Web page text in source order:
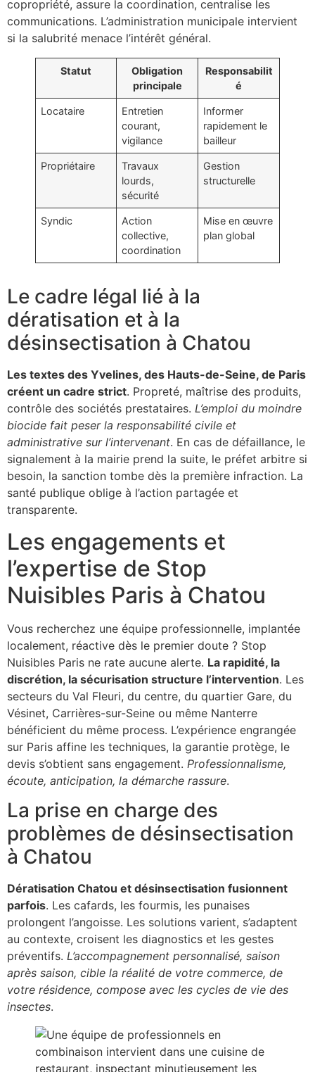
copropriété, assure la coordination, centralise les
communications. L’administration municipale intervient
si la salubrité menace l’intérêt général.
Statut
Obligation
principale
Responsabilit
é
Locataire
Entretien
courant,
vigilance
Informer
rapidement le
bailleur
Propriétaire
Travaux
lourds,
sécurité
Gestion
structurelle
Syndic
Action
collective,
coordination
Mise en œuvre
plan global
Le cadre légal lié à la
dératisation et à la
désinsectisation à Chatou
Les textes des Yvelines, des Hauts-de-Seine, de Paris
créent un cadre strict. Propreté, maîtrise des produits,
contrôle des sociétés prestataires. L’emploi du moindre
biocide fait peser la responsabilité civile et
administrative sur l’intervenant. En cas de défaillance, le
signalement à la mairie prend la suite, le préfet arbitre si
besoin, la sanction tombe dès la première infraction. La
santé publique oblige à l’action partagée et
transparente.
Les engagements et
l’expertise de Stop
Nuisibles Paris à Chatou
Vous recherchez une équipe professionnelle, implantée
localement, réactive dès le premier doute ? Stop
Nuisibles Paris ne rate aucune alerte. La rapidité, la
discrétion, la sécurisation structure l’intervention. Les
secteurs du Val Fleuri, du centre, du quartier Gare, du
Vésinet, Carrières-sur-Seine ou même Nanterre
bénéficient du même process. L’expérience engrangée
sur Paris affine les techniques, la garantie protège, le
devis s’obtient sans engagement. Professionnalisme,
écoute, anticipation, la démarche rassure.
La prise en charge des
problèmes de désinsectisation
à Chatou
Dératisation Chatou et désinsectisation fusionnent
parfois. Les cafards, les fourmis, les punaises
prolongent l’angoisse. Les solutions varient, s’adaptent
au contexte, croisent les diagnostics et les gestes
préventifs. L’accompagnement personnalisé, saison
après saison, cible la réalité de votre commerce, de
votre résidence, compose avec les cycles de vie des
insectes.